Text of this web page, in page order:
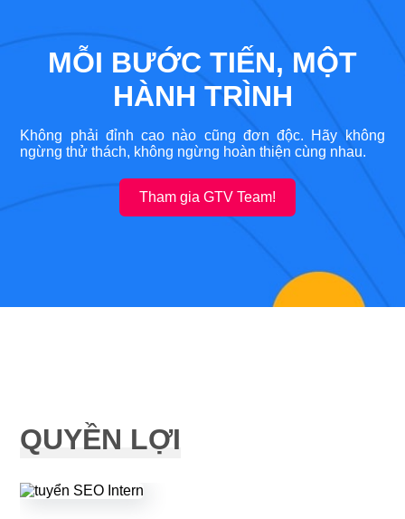
MỖI BƯỚC TIẾN, MỘT
HÀNH TRÌNH
Không phải đỉnh cao nào cũng đơn độc. Hãy không
ngừng thử thách, không ngừng hoàn thiện cùng nhau.
Tham gia GTV Team!
QUYỀN LỢI